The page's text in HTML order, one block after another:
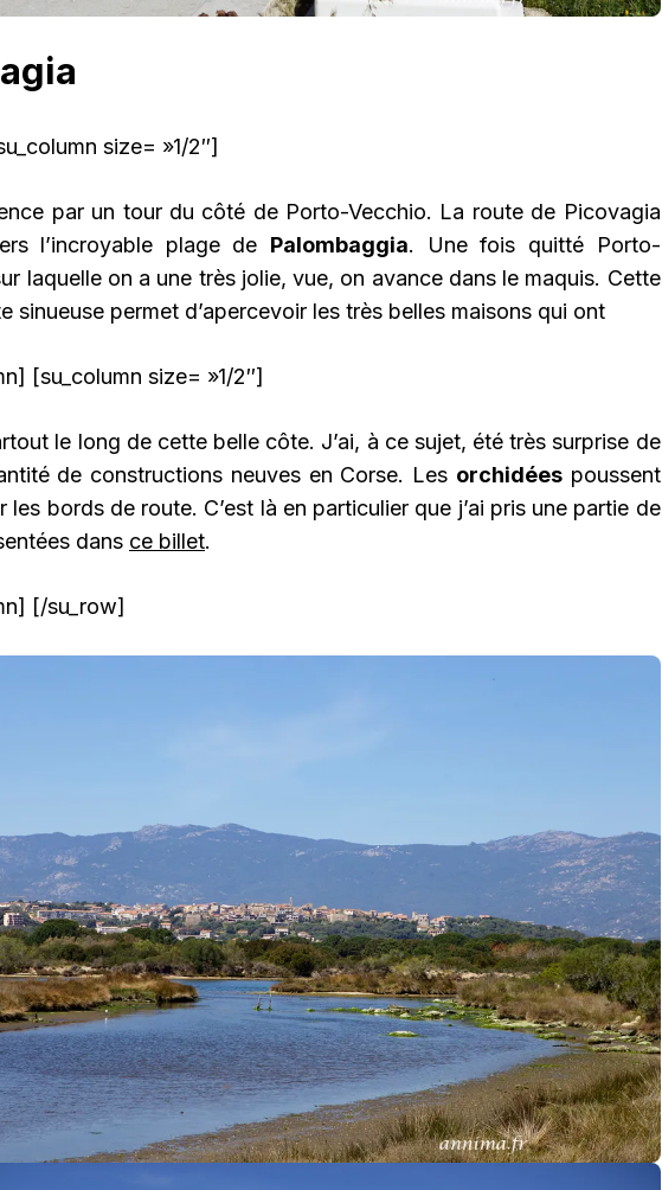
size= »1/2″]
par un tour du côté de Porto-Vecchio. La route de Picovagia
l’incroyable plage de Palombaggia. Une fois quitté Porto-
laquelle on a une très jolie, vue, on avance dans le maquis. Cette
sinueuse permet d’apercevoir les très belles maisons qui ont
[su_column size= »1/2″]
le long de cette belle côte. J’ai, à ce sujet, été très surprise de
de constructions neuves en Corse. Les orchidéespoussent
les bords de route. C’est là en particulier que j’ai pris une partie de
dans ce billet.
[/su_row]